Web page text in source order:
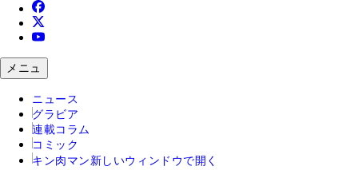
メニュ
ニュース
グラビア
連載コラム
コミック
キン肉マン 新しいウィンドウで開く